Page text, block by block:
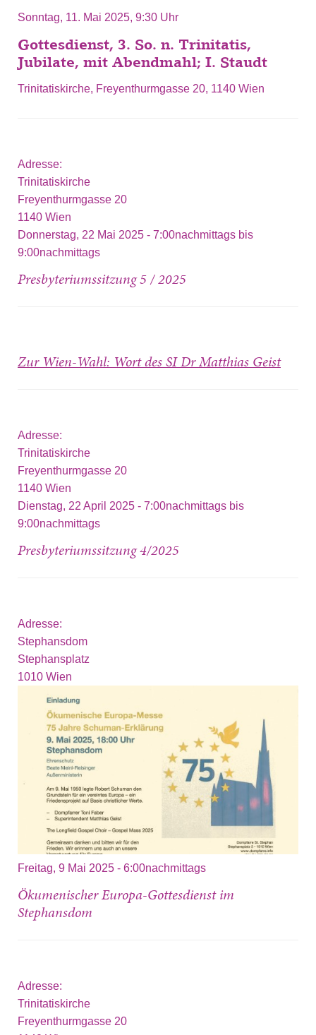
Sonntag, 11. Mai 2025, 9:30 Uhr
Gottesdienst, 3. So. n. Trinitatis,
Jubilate, mit Abendmahl; I. Staudt
Trinitatiskirche, Freyenthurmgasse 20, 1140 Wien
Adresse:
Trinitatiskirche
Freyenthurmgasse 20
1140 Wien
Donnerstag, 22 Mai 2025 - 7:00nachmittags bis
9:00nachmittags
Presbyteriumssitzung 5 / 2025
Zur Wien-Wahl: Wort des SI Dr Matthias Geist
Adresse:
Trinitatiskirche
Freyenthurmgasse 20
1140 Wien
Dienstag, 22 April 2025 - 7:00nachmittags bis
9:00nachmittags
Presbyteriumssitzung 4/2025
Adresse:
Stephansdom
Stephansplatz
1010 Wien
Freitag, 9 Mai 2025 - 6:00nachmittags
Ökumenischer Europa-Gottesdienst im
Stephansdom
Adresse:
Trinitatiskirche
Freyenthurmgasse 20